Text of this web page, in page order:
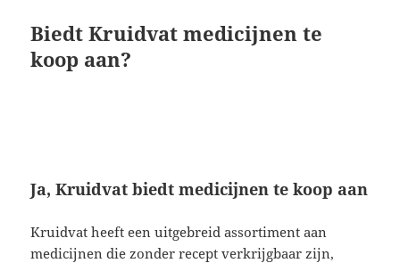
Biedt Kruidvat medicijnen te
koop aan?
Ja, Kruidvat biedt medicijnen te koop aan
Kruidvat heeft een uitgebreid assortiment aan
medicijnen die zonder recept verkrijgbaar zijn,